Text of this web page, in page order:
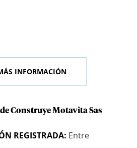
INFORMACIÓN
Construye Motavita Sas
REGISTRADA: Entre